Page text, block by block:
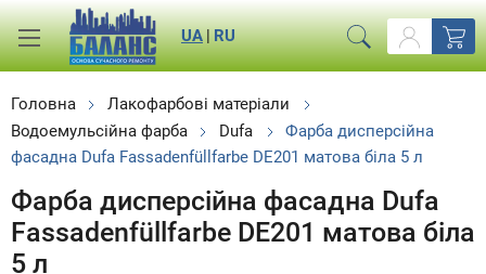
RU
|
UA
Головна
Лакофарбові матеріали
Водоемульсійна фарба
Dufa
Фарба дисперсійна
фасадна Dufa Fassadenfüllfarbe DE201 матова біла 5 л
Фарба дисперсійна фасадна Dufa
Fassadenfüllfarbe DE201 матова біла
5 л